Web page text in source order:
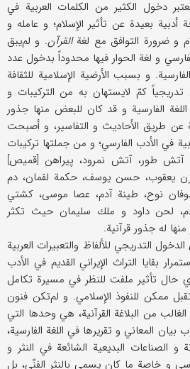
دخول الكثير من الكلمات العربية في
أدبية بعيدة عن تأثير الإسلام؛ و عامله و
و ضرورة التوافق مع لغةالقرآن. و لم‌يبق
و لغة الحوار فيها محدوداً بدخول عدد
و بسبب الأرضية الإسلامية للثقافة
تدريجياً كمّ لايستهان به من التركيبات و
اللغة الفارسية و قد كان للبعض منها جذور
عن طريق الأحاديث و التفاسير، و أصبحت
في الأدب الفارسي؛ و من جملتها تركيبات
آتش طور، آتش نمرود، پيراهن [قميص]
يعقوب، حسن يوسف، حكمة لقمان، دم
نوح، طينة آدم، عصا موسى، كشتي
لحن داود و ملك سليمان حيث تكثر
له جذور قرآنية.
التدريجي للألفاظ والتعبيرات العربية
بقايا التراث الإيراني القديم في الأدب
أي حال تأثير ملفت للنظر في مسيرة تكامل
ممكن للنفوذ الإسلامي. و لم‌تكن فنون
من البلاغة القرآنية، هي وحدها التي
المعاني و تقريرها في اللغة الفارسية،
و الصناعات البديعية الشائعة في النثر و
و خاصة ما كان يسمى بالنثر الفنّي، بل